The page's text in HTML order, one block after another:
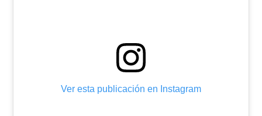
Ver esta publicación en Instagram